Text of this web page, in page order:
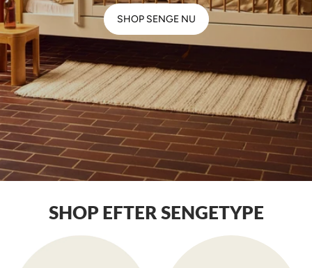
SHOP SENGE NU
SHOP EFTER SENGETYPE